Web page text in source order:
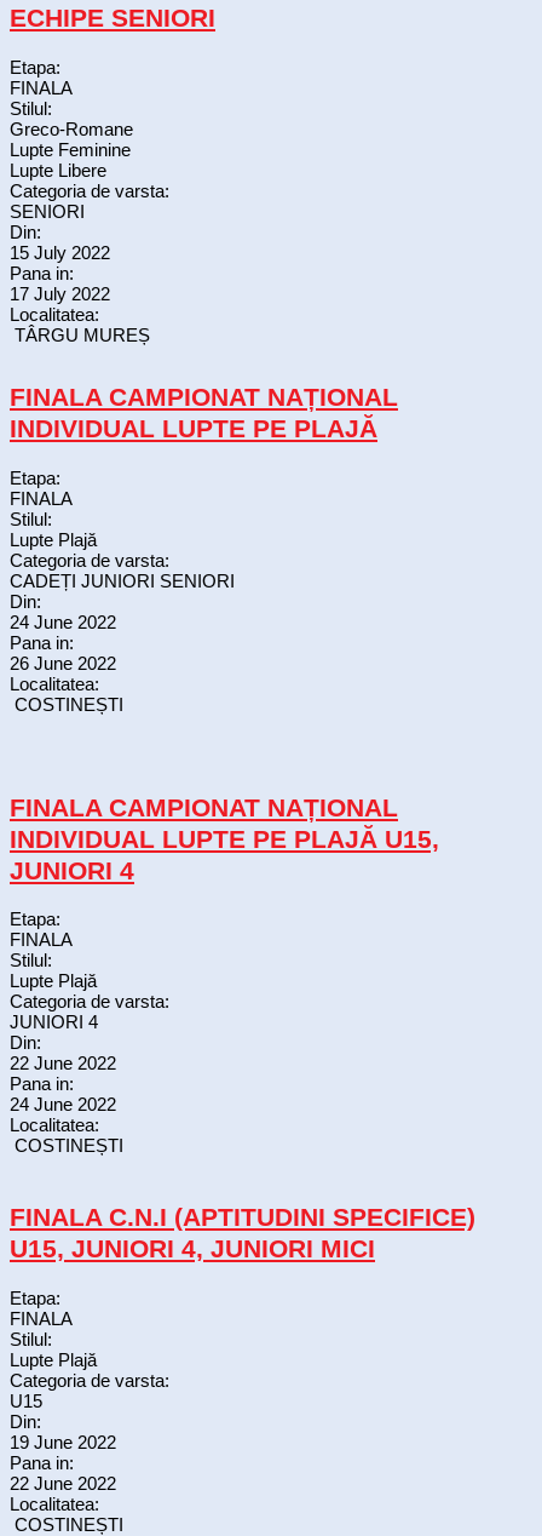
ECHIPE SENIORI
Etapa:
FINALA
Stilul:
Greco-Romane
Lupte Feminine
Lupte Libere
Categoria de varsta:
SENIORI
Din:
15 July 2022
Pana in:
17 July 2022
Localitatea:
TÂRGU MUREȘ
FINALA CAMPIONAT NAȚIONAL
INDIVIDUAL LUPTE PE PLAJĂ
Etapa:
FINALA
Stilul:
Lupte Plajă
Categoria de varsta:
CADEȚI JUNIORI SENIORI
Din:
24 June 2022
Pana in:
26 June 2022
Localitatea:
COSTINEȘTI
FINALA CAMPIONAT NAȚIONAL
INDIVIDUAL LUPTE PE PLAJĂ U15,
JUNIORI 4
Etapa:
FINALA
Stilul:
Lupte Plajă
Categoria de varsta:
JUNIORI 4
Din:
22 June 2022
Pana in:
24 June 2022
Localitatea:
COSTINEȘTI
FINALA C.N.I (APTITUDINI SPECIFICE)
U15, JUNIORI 4, JUNIORI MICI
Etapa:
FINALA
Stilul:
Lupte Plajă
Categoria de varsta:
U15
Din:
19 June 2022
Pana in:
22 June 2022
Localitatea:
COSTINEȘTI